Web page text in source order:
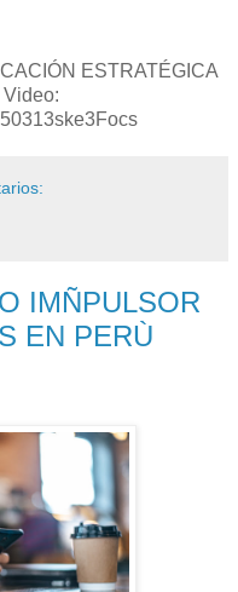
ESTRATÉGICA
IMÑPULSOR
EN PERÙ